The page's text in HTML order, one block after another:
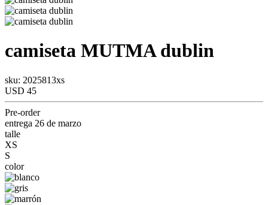
camiseta MUTMAdublin
sku: 2025813xs
USD 45
Pre-order
entrega 26 de marzo
talle
XS
S
color